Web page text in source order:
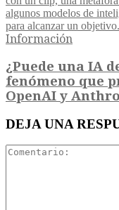
Información
¿Puede una IA
fenómeno que
OpenAI y
DEJA UNA